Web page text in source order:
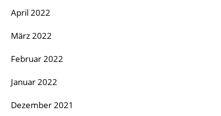
April 2022
März 2022
Februar 2022
Januar 2022
Dezember 2021